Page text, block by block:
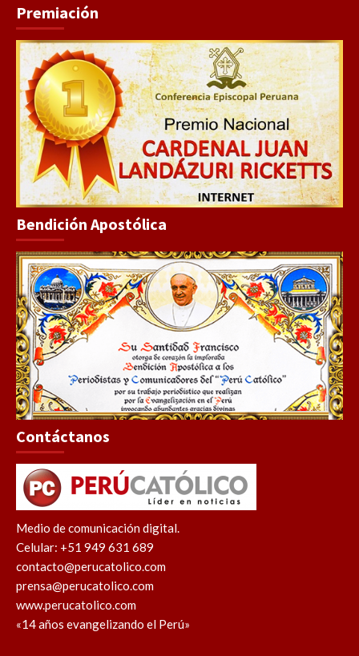
Premiación
Bendición Apostólica
Contáctanos
Medio de comunicación digital.
Celular: +51 949 631 689
contacto@perucatolico.com
prensa@perucatolico.com
www.perucatolico.com
«14 años evangelizando el Perú»